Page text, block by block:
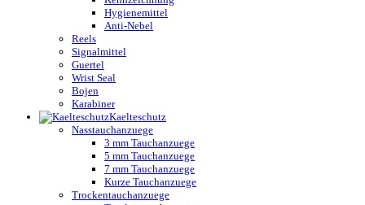
Hygienemittel
Anti-Nebel
Reels
Signalmittel
Guertel
Wrist Seal
Bojen
Karabiner
Kaelteschutz
Nasstauchanzuege
3 mm Tauchanzuege
5 mm Tauchanzuege
7 mm Tauchanzuege
Kurze Tauchanzuege
Trockentauchanzuege